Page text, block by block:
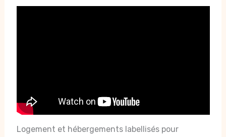
Logement et hébergements labellisés pour